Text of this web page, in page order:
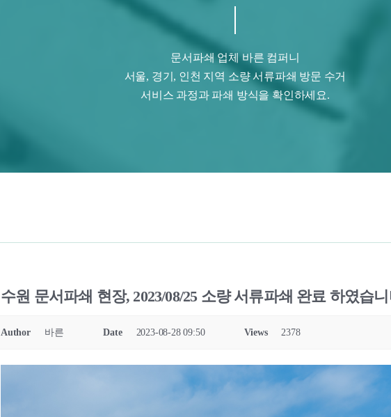
문서파쇄 업체 바른 컴퍼니
서울, 경기, 인천 지역 소량 서류파쇄 방문 수거
서비스 과정과 파쇄 방식을 확인하세요.
수원 문서파쇄 현장, 2023/08/25 소량 서류파쇄 완료 하였습
Author 바른 Date 2023-08-28 09:50 Views 2378